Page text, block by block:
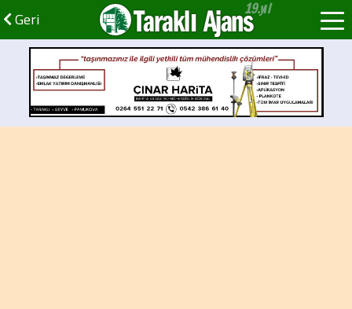
Geri Taraklı Ajans